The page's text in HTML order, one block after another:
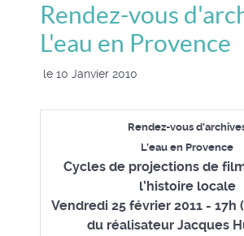
Rendez-vous
L'eau en Provence
le 10 Janvier 2010
Rendez-vous
L’eau en Provence
Cycles de projections de
l’histoire locale
Vendredi 25 février 2011 - 17h
du réalisateur Jacques